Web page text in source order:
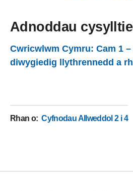
Adnoddau
Cwricwlwm Cymru: Cam 1
diwygiedig llythrennedd a
Rhan o:Cyfnodau Allweddol 2 i 4